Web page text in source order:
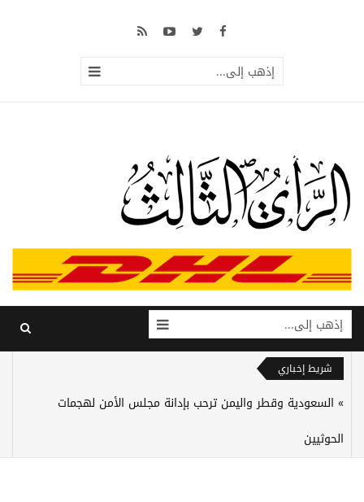
إذهب إلى...
إذهب إلى...
شريط إخباري
السعودية وقطر واليمن ترحب بإدانة مجلس الأمن لهجمات
الحوثيين